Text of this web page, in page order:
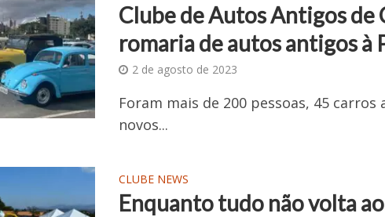
Clube de Autos Antigos de
romaria de autos antigos à
2 de agosto de 2023
Foram mais de 200 pessoas, 45
novos...
CLUBE NEWS
Enquanto tudo não volta